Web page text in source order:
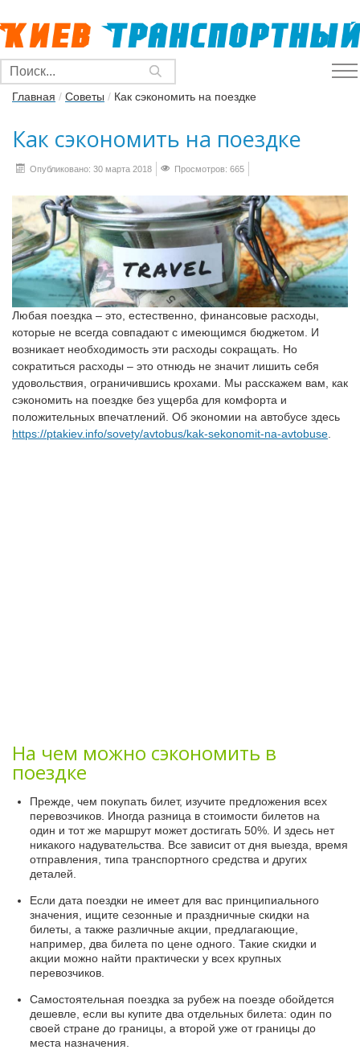
Главная / Советы / Как сэкономить на поездке
Как сэкономить на поездке
Опубликовано: 30 марта 2018 Просмотров: 665
Любая поездка – это, естественно, финансовые расходы,
которые не всегда совпадают с имеющимся бюджетом. И
возникает необходимость эти расходы сокращать. Но
сократиться расходы – это отнюдь не значит лишить себя
удовольствия, ограничившись крохами. Мы расскажем вам, как
сэкономить на поездке без ущерба для комфорта и
положительных впечатлений. Об экономии на автобусе здесь
https://ptakiev.info/sovety/avtobus/kak-sekonomit-na-avtobuse.
На чем можно сэкономить в
поездке
Прежде, чем покупать билет, изучите предложения всех
перевозчиков. Иногда разница в стоимости билетов на
один и тот же маршрут может достигать 50%. И здесь нет
никакого надувательства. Все зависит от дня выезда, время
отправления, типа транспортного средства и других
деталей.
Если дата поездки не имеет для вас принципиального
значения, ищите сезонные и праздничные скидки на
билеты, а также различные акции, предлагающие,
например, два билета по цене одного. Такие скидки и
акции можно найти практически у всех крупных
перевозчиков.
Самостоятельная поездка за рубеж на поезде обойдется
дешевле, если вы купите два отдельных билета: один по
своей стране до границы, а второй уже от границы до
места назначения.